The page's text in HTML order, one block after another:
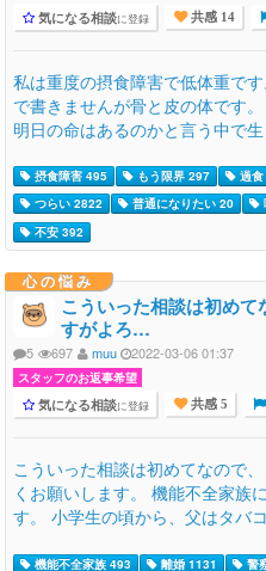
気になる相談に登録 共感 14
私は重度の摂食障害で低体重で
で書きませんが骨と皮の体です
明日の命はあるのかと言う中で
摂食障害 495 もう限界 297 過
つらい 2822
普通になりたい 20
不安 392
心の悩み
こういった相談は初め
すがよろ…
5 697 muu 2022-03-06 01:37
スタッフのお返事希望
気になる相談に登録 共感 5
こういった相談は初めてなので
くお願いします。 機能不全家族
す。 小学生の頃から、父はタバ
機能不全家族 493 離婚 1131 警